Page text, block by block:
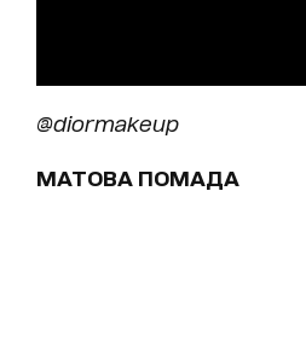
@diormakeup
МАТОВА ПОМАДА